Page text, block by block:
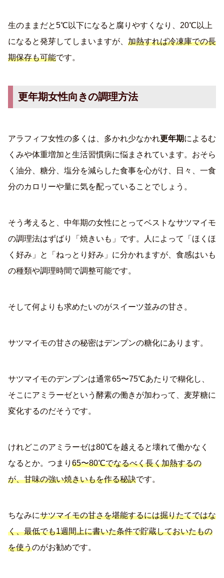
生のままだと5℃以下になると腐りやすくなり、20℃以上
になると発芽してしまいますが、 加熱すれば冷凍庫での長
期保存も可能です。
更年期女性向きの調理方法
アラフィフ女性の多くは、多かれ少なかれ更年期によるむ
くみや体重増加と生活習慣病に悩まされています。おそら
く油分、糖分、塩分を減らした食事を心がけ、日々、一食
分のカロリーや量に気を配っていることでしょう。
そう考えると、中年期の女性にとってベストなサツマイモ
の調理法はずばり「焼きいも」です。人によって「ほくほ
く好み」と「ねっとり好み」に分かれますが、食感はいも
の種類や調理時間で調整可能です。
そして何よりも求めたいのがスイーツ並みの甘さ。
サツマイモの甘さの秘密はデンプンの糖化にあります。
サツマイモのデンプンは通常65〜75℃あたりで糊化し、
そこにアミラーゼという酵素の働きが加わって、麦芽糖に
変化するのだそうです。
けれどこのアミラーゼは80℃を越えると壊れて働かなく
なるとか。つまり 65〜80℃でなるべく長く加熱するの
が、甘味の強い焼きいもを作る秘訣です。
ちなみにサツマイモの甘さを堪能するには掘りたてではな
く、最低でも1週間上に書いた条件で貯蔵しておいたもの
を使うのがお勧めです。